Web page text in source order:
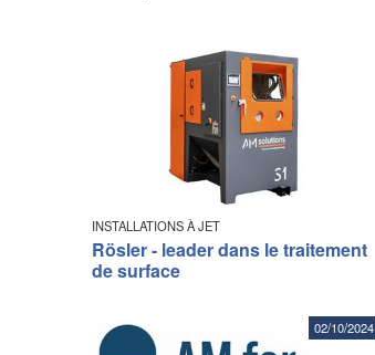
INSTALLATIONS À JET
Rösler - leader dans le traitement
de surface
02/10/2024